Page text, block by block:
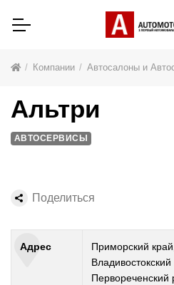
Компании Автосалоны и
Адрес
Приморский
Владивостокский
Альтри
АВТОСЕРВИСЫ
Поделиться